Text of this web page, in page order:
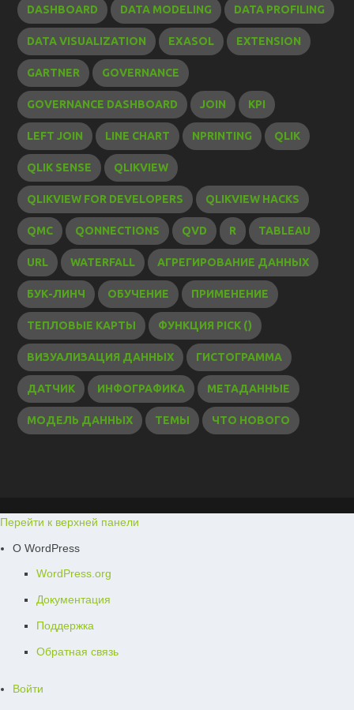
DASHBOARD DATA MODELING DATA PROFILING
DATA VISUALIZATION EXASOL EXTENSION
GARTNER GOVERNANCE
GOVERNANCE DASHBOARD JOIN KPI
LEFT JOIN LINE CHART NPRINTING QLIK
QLIK SENSE QLIKVIEW
QLIKVIEW FOR DEVELOPERS QLIKVIEW HACKS
QMC QONNECTIONS QVD R TABLEAU
URL WATERFALL АГРЕГИРОВАНИЕ ДАННЫХ
БУК-ЛИНЧ ОБУЧЕНИЕ ПРИМЕНЕНИЕ
ТЕПЛОВЫЕ КАРТЫ ФУНКЦИЯ PICK ()
ВИЗУАЛИЗАЦИЯ ДАННЫХ ГИСТОГРАММА
ДАТЧИК ИНФОГРАФИКА МЕТАДАННЫЕ
МОДЕЛЬ ДАННЫХ ТЕМЫ ЧТО НОВОГО
Перейти к верхней панели
О WordPress
WordPress.org
Документация
Поддержка
Обратная связь
Войти